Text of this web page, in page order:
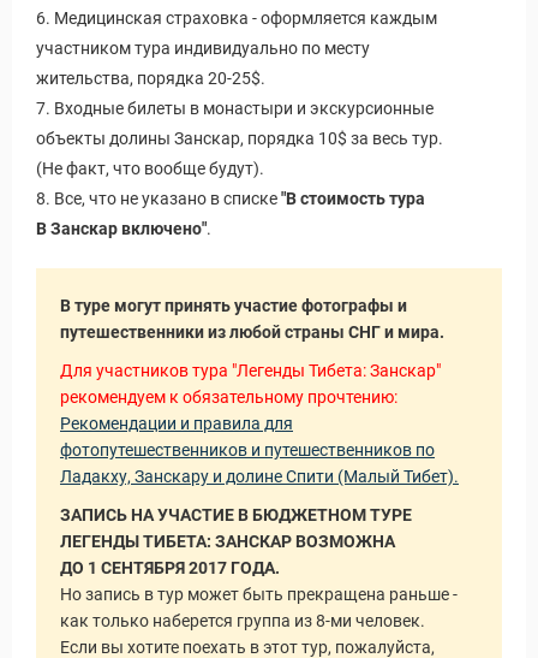
6. Медицинская страховка - оформляется каждым
участником тура индивидуально по месту
жительства, порядка 20-25$.
7. Входные билеты в монастыри и экскурсионные
объекты долины Занскар, порядка 10$ за весь тур.
(Не факт, что вообще будут).
8. Все, что не указано в списке"В стоимость тура
В Занскар включено".
В туре могут принять участие фотографы и
путешественники из любой страны СНГ и мира.
Для участников тура "Легенды Тибета: Занскар"
рекомендуем к обязательному прочтению:
Рекомендации и правила для
фотопутешественников и путешественников по
Ладакху, Занскару и долине Спити (Малый Тибет).
ЗАПИСЬ НА УЧАСТИЕ В БЮДЖЕТНОМ ТУРЕ
ЛЕГЕНДЫ ТИБЕТА: ЗАНСКАР ВОЗМОЖНА
ДО 1 СЕНТЯБРЯ 2017 ГОДА.
Но запись в тур может быть прекращена раньше -
как только наберется группа из 8-ми человек.
Если вы хотите поехать в этот тур, пожалуйста,